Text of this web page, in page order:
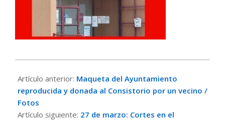
03-
21
Artículo anterior: Maqueta del Ayuntamiento
reproducida y donada al Consistorio por un vecino /
Fotos
Artículo siguiente: 27 de marzo: Cortes en el